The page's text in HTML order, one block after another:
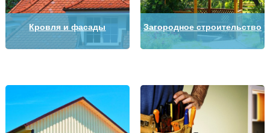
Кровля и фасады Загородное строительство